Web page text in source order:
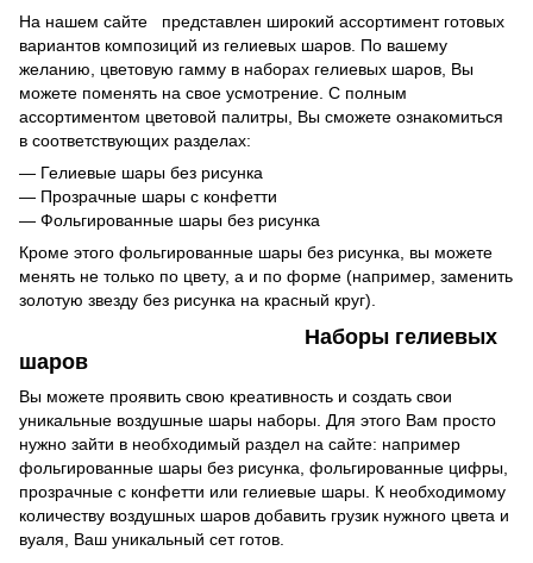
На нашем сайте представлен широкий ассортимент готовых
вариантов композиций из гелиевых шаров. По вашему
желанию, цветовую гамму в наборах гелиевых шаров, Вы
можете поменять на свое усмотрение. С полным
ассортиментом цветовой палитры, Вы сможете ознакомиться
в соответствующих разделах:
— Гелиевые шары без рисунка
— Прозрачные шары с конфетти
— Фольгированные шары без рисунка
Кроме этого фольгированные шары без рисунка, вы можете
менять не только по цвету, а и по форме (например, заменить
золотую звезду без рисунка на красный круг).
Наборы гелиевых
шаров
Вы можете проявить свою креативность и создать свои
уникальные воздушные шары наборы. Для этого Вам просто
нужно зайти в необходимый раздел на сайте: например
фольгированные шары без рисунка, фольгированные цифры,
прозрачные с конфетти или гелиевые шары. К необходимому
количеству воздушных шаров добавить грузик нужного цвета и
вуаля, Ваш уникальный сет готов.